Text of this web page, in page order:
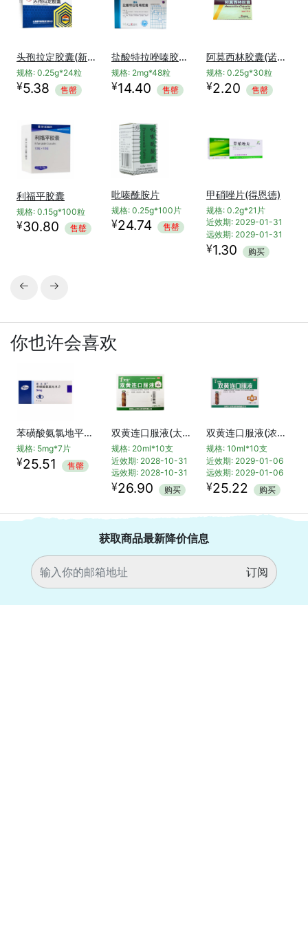
头孢拉定胶囊(新华)
规格: 0.25g*24粒
¥5.38 售罄
盐酸特拉唑嗪胶囊(泰乐)
规格: 2mg*48粒
¥14.40 售罄
阿莫西林胶囊(诺莫灵)
规格: 0.25g*30粒
¥2.20 售罄
利福平胶囊
规格: 0.15g*100粒
¥30.80 售罄
吡嗪酰胺片
规格: 0.25g*100片
¥24.74 售罄
甲硝唑片(得恩德)
规格: 0.2g*21片
近效期: 2029-01-31
远效期: 2029-01-31
¥1.30 购买
 
你也许会喜欢
苯磺酸氨氯地平片(络活喜)
规格: 5mg*7片
¥25.51 售罄
双黄连口服液(太龙)
规格: 20ml*10支
近效期: 2028-10-31
远效期: 2028-10-31
¥26.90 购买
双黄连口服液(浓缩型)
规格: 10ml*10支
近效期: 2029-01-06
远效期: 2029-01-06
¥25.22 购买
获取商品最新降价信息
订阅